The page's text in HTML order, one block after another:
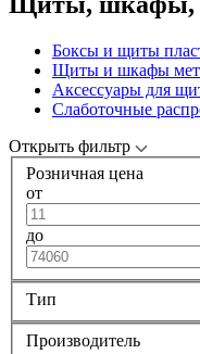
Боксы и щиты
Щиты и шкафы
Аксессуары для
Слаботочные
Открыть фильтр
Розничная цена
от
до
Тип
Производитель